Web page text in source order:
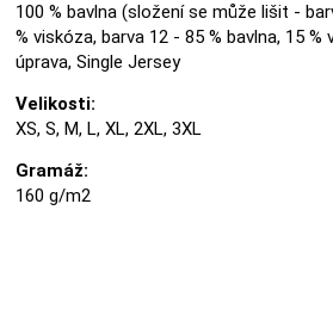
100 % bavlna (složení se může lišit -
% viskóza, barva 12 - 85 % bavlna, 15
úprava, Single Jersey
Velikosti:
XS, S, M, L, XL, 2XL, 3XL
Gramáž:
160 g/m2